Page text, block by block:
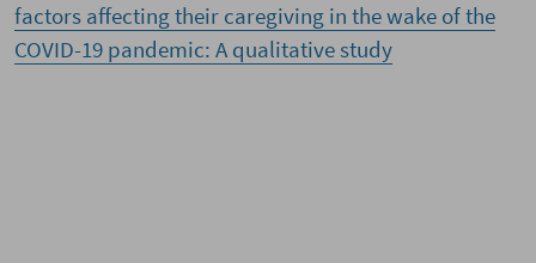
factors affecting their caregiving in the wake of the
COVID-19 pandemic: A qualitative study